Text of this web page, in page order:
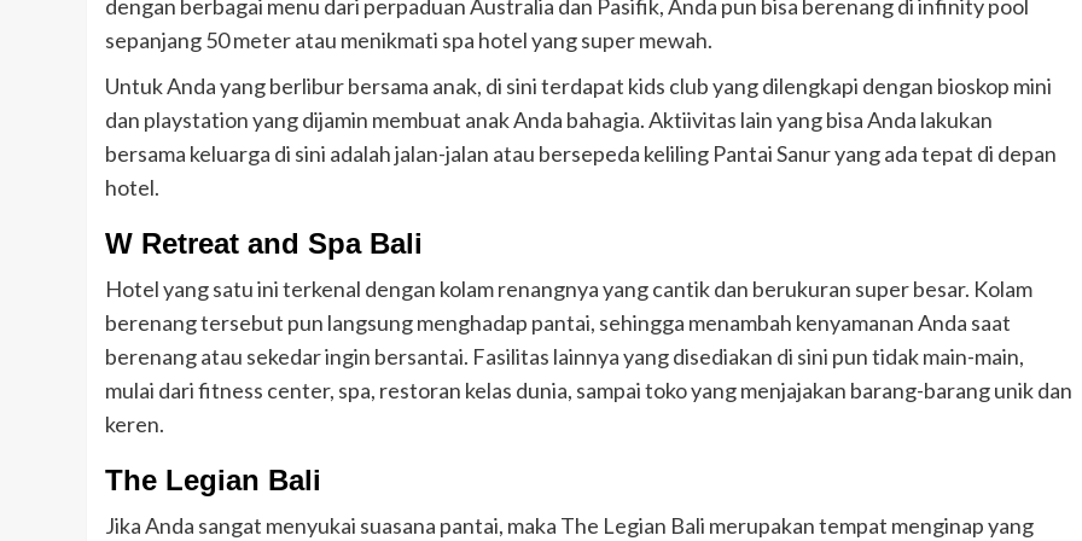
dengan berbagai menu dari perpaduan Australia dan Pasifik, Anda pun bisa berenang di infinity pool
sepanjang 50 meter atau menikmati spa hotel yang super mewah.
Untuk Anda yang berlibur bersama anak, di sini terdapat kids club yang dilengkapi dengan bioskop mini
dan playstation yang dijamin membuat anak Anda bahagia. Aktiivitas lain yang bisa Anda lakukan
bersama keluarga di sini adalah jalan-jalan atau bersepeda keliling Pantai Sanur yang ada tepat di depan
hotel.
W Retreat and Spa Bali
Hotel yang satu ini terkenal dengan kolam renangnya yang cantik dan berukuran super besar. Kolam
berenang tersebut pun langsung menghadap pantai, sehingga menambah kenyamanan Anda saat
berenang atau sekedar ingin bersantai. Fasilitas lainnya yang disediakan di sini pun tidak main-main,
mulai dari fitness center, spa, restoran kelas dunia, sampai toko yang menjajakan barang-barang unik dan
keren.
The Legian Bali
Jika Anda sangat menyukai suasana pantai, maka The Legian Bali merupakan tempat menginap yang